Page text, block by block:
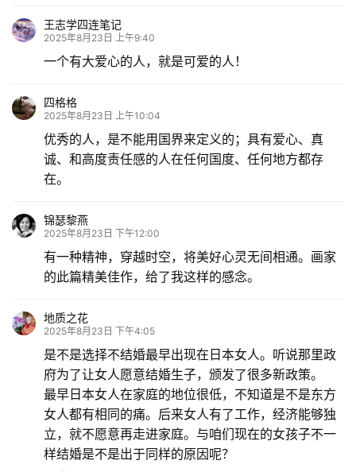
王志学四连笔记
2025年8月23日 上午9:40
一个有大爱心的人，就是可爱的人！
四格格
2025年8月23日 上午10:04
优秀的人，是不能用国界来定义的；具有爱心、真
诚、和高度责任感的人在任何国度、任何地方都存
在。
锦瑟黎燕
2025年8月23日 下午12:00
有一种精神，穿越时空，将美好心灵无间相通。画家
的此篇精美佳作，给了我这样的感念。
地质之花
2025年8月23日 下午4:05
是不是选择不结婚最早出现在日本女人。听说那里政
府为了让女人愿意结婚生子，颁发了很多新政策。
最早日本女人在家庭的地位很低，不知道是不是东方
女人都有相同的痛。后来女人有了工作，经济能够独
立，就不愿意再走进家庭。与咱们现在的女孩子不一
样结婚是不是出于同样的原因呢？